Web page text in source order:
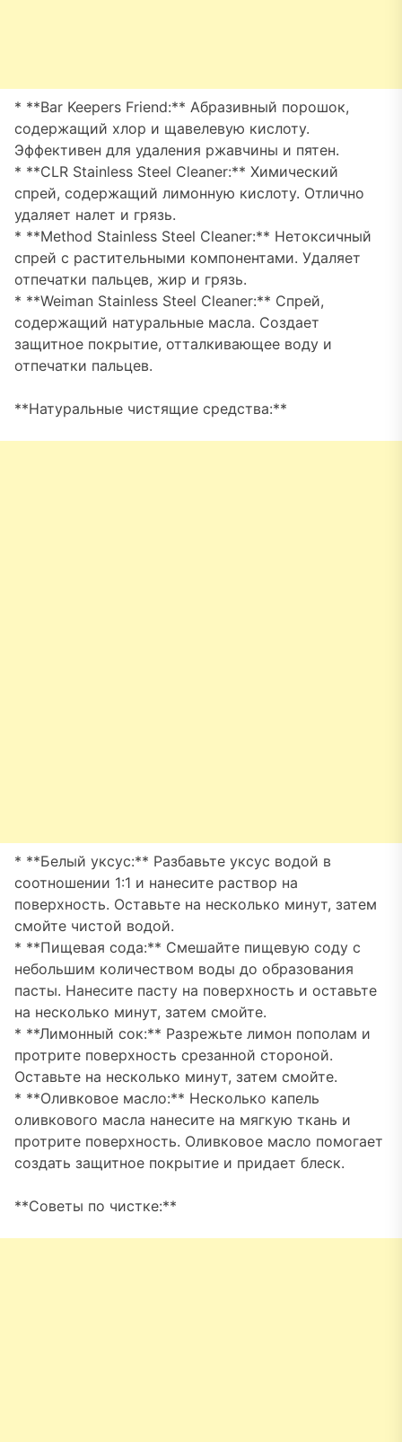
* **Bar Keepers Friend:** Абразивный порошок,
содержащий хлор и щавелевую кислоту.
Эффективен для удаления ржавчины и пятен.
* **CLR Stainless Steel Cleaner:** Химический
спрей, содержащий лимонную кислоту. Отлично
удаляет налет и грязь.
* **Method Stainless Steel Cleaner:** Нетоксичный
спрей с растительными компонентами. Удаляет
отпечатки пальцев, жир и грязь.
* **Weiman Stainless Steel Cleaner:** Спрей,
содержащий натуральные масла. Создает
защитное покрытие, отталкивающее воду и
отпечатки пальцев.
**Натуральные чистящие средства:**
* **Белый уксус:** Разбавьте уксус водой в
соотношении 1:1 и нанесите раствор на
поверхность. Оставьте на несколько минут, затем
смойте чистой водой.
* **Пищевая сода:** Смешайте пищевую соду с
небольшим количеством воды до образования
пасты. Нанесите пасту на поверхность и оставьте
на несколько минут, затем смойте.
* **Лимонный сок:** Разрежьте лимон пополам и
протрите поверхность срезанной стороной.
Оставьте на несколько минут, затем смойте.
* **Оливковое масло:** Несколько капель
оливкового масла нанесите на мягкую ткань и
протрите поверхность. Оливковое масло помогает
создать защитное покрытие и придает блеск.
**Советы по чистке:**